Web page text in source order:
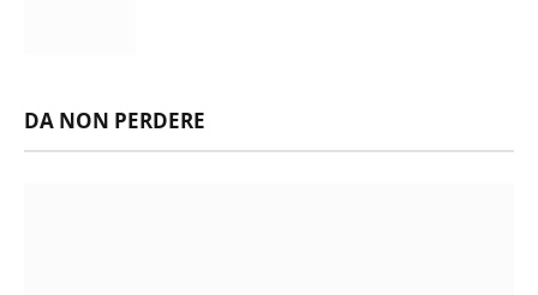
DA NON PERDERE